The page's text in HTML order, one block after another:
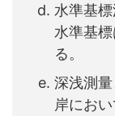
水準基
水準基
る。
深浅測
岸にお